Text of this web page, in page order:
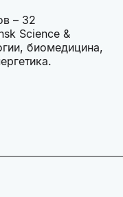
– 32
Science &
биомедицина,